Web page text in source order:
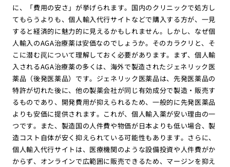
に、「費用の安さ」が挙げられます。国内のクリニックで処方し
てもらうよりも、個人輸入代行サイトなどで購入する方が、一見
すると経済的に魅力的に見えるかもしれません。しかし、なぜ個
人輸入のAGA治療薬は安価なのでしょうか。そのカラクリと、そ
こに潜む罠について理解しておく必要があります。まず、個人輸
入されるAGA治療薬の多くは、海外で製造されたジェネリック医
薬品（後発医薬品）です。ジェネリック医薬品は、先発医薬品の
特許が切れた後に、他の製薬会社が同じ有効成分で製造・販売す
るものであり、開発費用が抑えられるため、一般的に先発医薬品
よりも安価に提供されます。これが、個人輸入薬が安い理由の一
つです。また、製造国の人件費や物価が日本よりも低い場合、製
造コスト自体が安く抑えられている可能性もあります。さらに、
個人輸入代行サイトは、医療機関のような設備投資や人件費がか
からず、オンラインで広範囲に販売できるため、マージンを抑え